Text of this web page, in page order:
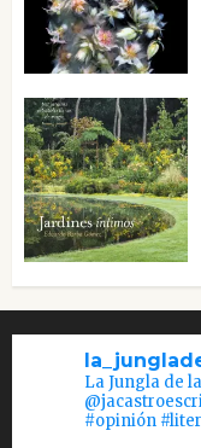
La Jungla de
#opinión